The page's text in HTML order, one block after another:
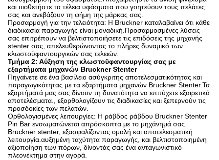
και υιοθετήστε τα τέλεια υφάσματα που γοητεύουν τους πελάτες
σας και ανεβάζουν τη φήμη της μάρκας σας.
Προσαρμογή για την τελειότητα: Η Bruckner καταλαβαίνει ότι κάθε
διαδικασία παραγωγής είναι μοναδική.Προσαρμοσμένες λύσεις
σας επιτρέπουν να βελτιστοποιήσετε τις επιδόσεις της μηχανής
stenter σας, απελευθερώνοντας το πλήρες δυναμικό των
κλωστοϋφαντουργικών σας τελειών.
Τμήμα 2: Αύξηση της κλωστοϋφαντουργίας σας με
εξαρτήματα μηχανών Bruckner Stenter
Πηγαίνετε σε ένα βασίλειο ασύγκριτης αποτελεσματικότητας και
παραγωγικότητας με τα εξαρτήματα μηχανών Bruckner Stenter.Τα
εξαρτήματά μας σας δίνουν τη δυνατότητα να επιτύχετε εξαιρετικά
αποτελέσματα., εξορθολογίζουν τις διαδικασίες και ξεπερνούν τις
προσδοκίες των πελατών.
Ορθολογισμένες λειτουργίες: Η ράβδος ράβδου Bruckner Stenter
Pin Bar ενσωματώνεται απρόσκοπτα με το μηχάνημά σας
Bruckner stenter, εξασφαλίζοντας ομαλή και αποτελεσματική
λειτουργία.αυξημένη ταχύτητα παραγωγής, και βελτιστοποιημένη
αξιοποίηση των πόρων, δίνοντάς σας ένα ανταγωνιστικό
πλεονέκτημα στην αγορά.